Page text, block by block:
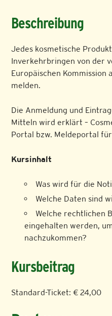
Beschreibung
Jedes kosmetische
Inverkehrbringen von der
Europäischen Kommission
melden.
Die Anmeldung und
Mitteln wird erklärt –
Portal bzw. Meldeportal
Kursinhalt
Was wird für die
Welche Daten sind
Welche rechtlichen
eingehalten werden,
nachzukommen?
Kursbeitrag
Standard-Ticket: € 24,00